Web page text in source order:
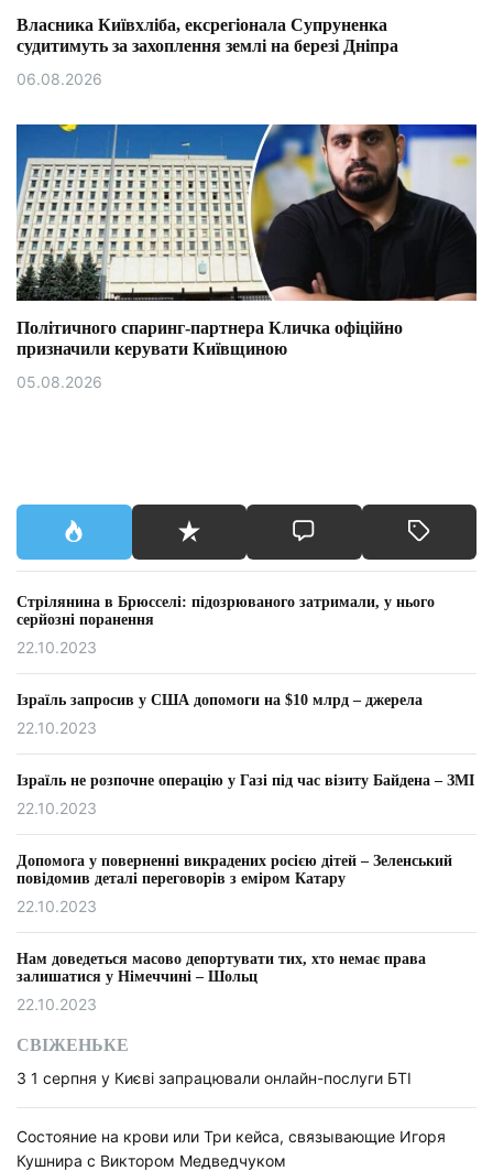
Власника Київхліба, ексрегіонала Супруненка
судитимуть за захоплення землі на березі Дніпра
06.08.2026
Політичного спаринг-партнера Кличка офіційно
призначили керувати Київщиною
05.08.2026
Стрілянина в Брюсселі: підозрюваного затримали, у нього
серйозні поранення
22.10.2023
Ізраїль запросив у США допомоги на $10 млрд – джерела
22.10.2023
Ізраїль не розпочне операцію у Газі під час візиту Байдена – ЗМІ
22.10.2023
Допомога у поверненні викрадених росією дітей – Зеленський
повідомив деталі переговорів з еміром Катару
22.10.2023
Нам доведеться масово депортувати тих, хто немає права
залишатися у Німеччині – Шольц
22.10.2023
СВІЖЕНЬКЕ
З 1 серпня у Києві запрацювали онлайн-послуги БТІ
Состояние на крови или Три кейса, связывающие Игоря
Кушнира с Виктором Медведчуком